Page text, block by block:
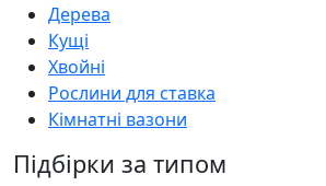
Дерева
Кущі
Хвойні
Рослини для ставка
Кімнатні вазони
Підбірки за типом